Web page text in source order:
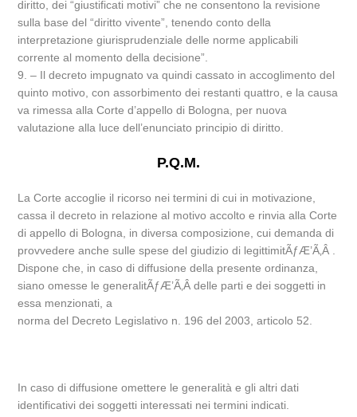
diritto, dei “giustificati motivi” che ne consentono la revisione
sulla base del “diritto vivente”, tenendo conto della
interpretazione giurisprudenziale delle norme applicabili
corrente al momento della decisione”.
9. – Il decreto impugnato va quindi cassato in accoglimento del
quinto motivo, con assorbimento dei restanti quattro, e la causa
va rimessa alla Corte d’appello di Bologna, per nuova
valutazione alla luce dell’enunciato principio di diritto.
P.Q.M.
La Corte accoglie il ricorso nei termini di cui in motivazione,
cassa il decreto in relazione al motivo accolto e rinvia alla Corte
di appello di Bologna, in diversa composizione, cui demanda di
provvedere anche sulle spese del giudizio di legittimitÃƒÆ’Ã‚Â .
Dispone che, in caso di diffusione della presente ordinanza,
siano omesse le generalitÃƒÆ’Ã‚Â delle parti e dei soggetti in
essa menzionati, a
norma del Decreto Legislativo n. 196 del 2003, articolo 52.
In caso di diffusione omettere le generalità e gli altri dati
identificativi dei soggetti interessati nei termini indicati.